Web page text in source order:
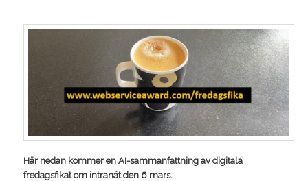
Här nedan kommer en AI-sammanfattning av digitala
fredagsfikat om intranät den 6 mars.